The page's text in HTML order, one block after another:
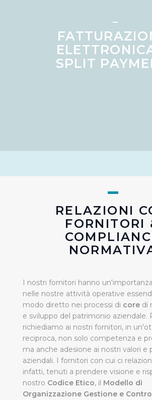
Cliccando su "Personalizza" l’Utente
direttamente le proprie preferenze
singoli cookie desiderati e le terze
la sola eccezione dei cookie tecnici.
tracciamento ad esclusione di quelli
SPLIT
RELAZIONI
FORNITORI
I nostri fornitori hanno
nelle nostre attività operative
modo diretto nei processi di core di
e sviluppo del patrimonio aziendale.
richiediamo ai nostri fornitori, in
reciproca, non solo competenza e
ma anche adesione ai nostri valori e
aziendali. I fornitori con cui ci
infatti, tenuti a prendere visione e
nostro Codice Etico, il Modello di
Organizzazione Gestione e